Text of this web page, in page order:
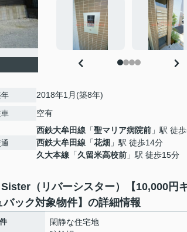
2018年1月(築8年)
空有
西鉄大牟田線 「聖マリア病院前 」駅 徒
西鉄大牟田線 「花畑 」駅 徒歩14分
久大本線 「久留米高校前 」駅 徒歩15分
（リバーシスター）【10,000円
バック対象物件】の詳細情報
閑静な住宅地